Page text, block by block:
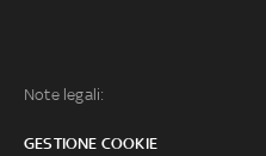
Note legali:
GESTIONE COOKIE